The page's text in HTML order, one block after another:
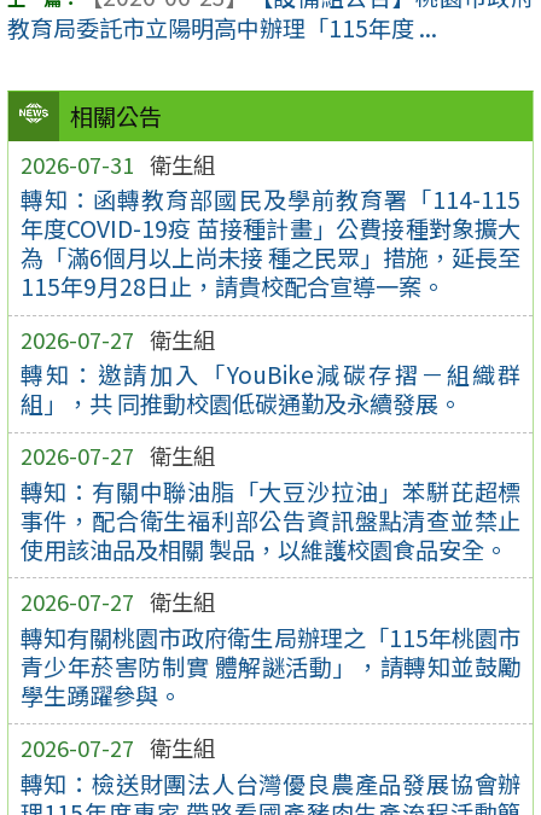
相關公告
2026-07-31 衛生組
轉知：函轉教育部國民及學前教育署「114-115
年度COVID-19疫 苗接種計畫」公費接種對象擴大
為「滿6個月以上尚未接 種之民眾」措施，延長至
115年9月28日止，請貴校配合宣導一案。
2026-07-27 衛生組
轉知：邀請加入「YouBike減碳存摺－組織群
組」，共 同推動校園低碳通勤及永續發展。
2026-07-27 衛生組
轉知：有關中聯油脂「大豆沙拉油」苯駢芘超標
事件，配合衛生福利部公告資訊盤點清查並禁止
使用該油品及相關 製品，以維護校園食品安全。
2026-07-27 衛生組
轉知有關桃園市政府衛生局辦理之「115年桃園市
青少年菸害防制實 體解謎活動」，請轉知並鼓勵
學生踴躍參與。
2026-07-27 衛生組
轉知：檢送財團法人台灣優良農產品發展協會辦
教育局委託市立陽明高中辦理「115年度 ...